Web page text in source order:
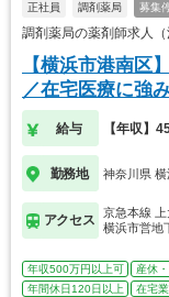
正社員 調剤薬局 募集
調剤薬局の薬剤師求人
【横浜市港南区
／在宅医療に強
給与 【年収】
勤務地 神奈川県
アクセス
京急本線 上
横浜市営地
年収500万円以上可 産休
年間休日120日以上
在宅